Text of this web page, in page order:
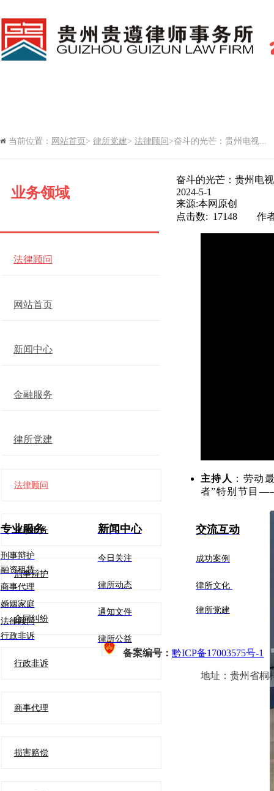
当前位置： 网站首页 > 律所党建> 法律顾问 >奋斗的光芒：贵州电视...
业务领域
法律顾问
网站首页
新闻中心
金融服务
律所党建
法律顾问
金融服务
刑事辩护
合同纠纷
行政非诉
商事代理
损害赔偿
奋斗的光芒：贵州电
2024-5-1
来源:本网原创
点击数: 17148 作
主持人 ：劳动
者”特别节目
专业服务
刑事辩护
融资租赁
商事代理
婚姻家庭
法律顾问
行政非诉
新闻中心
今日关注
律所动态
通知文件
律所公益
交流互动
成功案例
律所文化
律所党建
备案编号：黔ICP备17003575号-1
地址： 贵州省桐